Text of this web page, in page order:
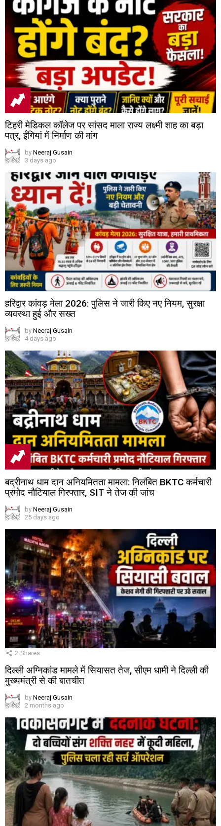
टिहरी मेडिकल कॉलेज पर सांसद माला राज्य लक्ष्मी शाह का बड़ा
पत्र, ईंगियां में निर्माण की मांग
by Neeraj Gusain
3 days ago
हरिद्वार कांवड़ मेला 2026: पुलिस ने जारी किए नए नियम, सुरक्षा
व्यवस्था हुई और सख्त
by Neeraj Gusain
4 days ago
बद्रीनाथ धाम दान अनियमितता मामला: निलंबित BKTC कर्मचारी
प्रमोद नौटियाल गिरफ्तार, SIT ने तेज की जांच
by Neeraj Gusain
25 days ago
2 Shares
दिल्ली अग्निकांड मामले में सियासत तेज, सीएम धामी ने दिल्ली की
मुख्यमंत्री से की बातचीत
by Neeraj Gusain
2 months ago